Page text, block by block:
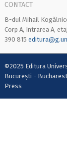
CONTACT
B-dul Mihail
Corp A, Intrarea A,
390 815
©2025 Editura
București -
Press